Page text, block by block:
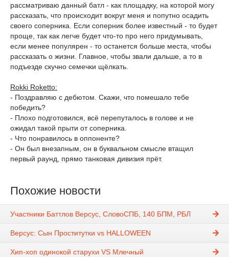
рассматриваю данный батл - как площадку, на которой могу
рассказать, что происходит вокруг меня и попутно осадить
своего соперника. Если соперник более известный - то будет
проще, так как легче будет что-то про него придумывать,
если менее популярен - то останется больше места, чтобы
рассказать о жизни. Главное, чтобы звали дальше, а то в
подъезде скучно семечки щёлкать.
Rokki Roketto:
- Поздравляю с дебютом. Скажи, что помешало тебе
победить?
- Плохо подготовился, всё перепуталось в голове и не
ожидал такой прыти от соперника.
- Что понравилось в оппоненте?
- Он был внезапным, он в буквальном смысле втащил
первый раунд, прямо танковая дивизия прёт.
Похожие новости
Участники Баттлов Версус, СловоСПБ, 140 БПМ, РБЛ
Версус: Сын Проститутки vs HALLOWEEN
Хип-хоп одинокой старухи VS Млечный